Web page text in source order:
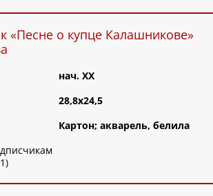
«Песне о купце Калашникове»
нач. ХХ
28,8х24,5
Картон; акварель, белила